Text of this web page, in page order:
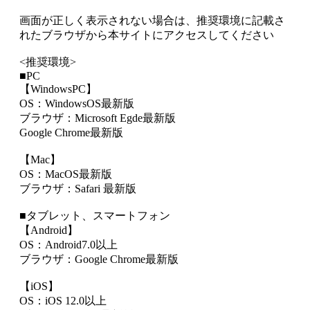
画面が正しく表示されない場合は、推奨環境に記載さ
れたブラウザから本サイトにアクセスしてください
<推奨環境>
■PC
【WindowsPC】
OS：WindowsOS最新版
ブラウザ：Microsoft Egde最新版
Google Chrome最新版
【Mac】
OS：MacOS最新版
ブラウザ：Safari 最新版
■タブレット、スマートフォン
【Android】
OS：Android7.0以上
ブラウザ：Google Chrome最新版
【iOS】
OS：iOS 12.0以上